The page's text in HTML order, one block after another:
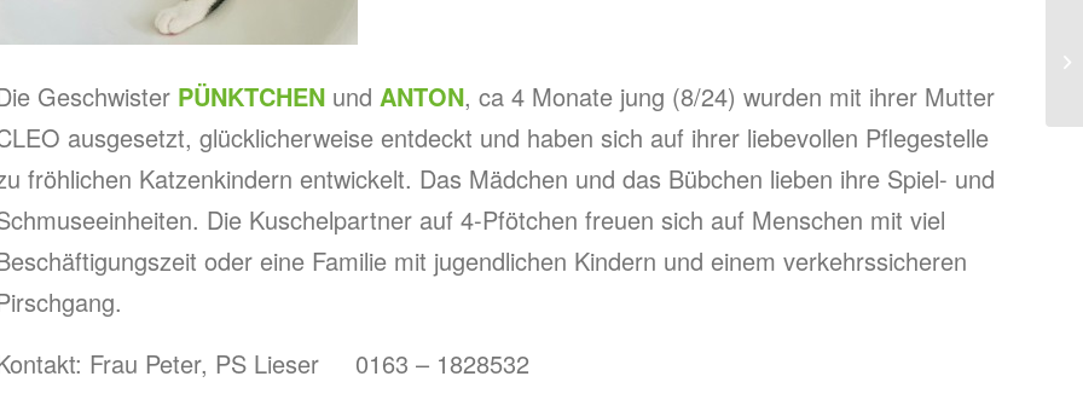
Geschwister PÜNKTCHENund ANTON, ca 4 Monate jung (8/24) wurden mit ihrer Mutter
ausgesetzt, glücklicherweise entdeckt und haben sich auf ihrer liebevollen Pflegestelle
fröhlichen Katzenkindern entwickelt. Das Mädchen und das Bübchen lieben ihre Spiel- und
Die Kuschelpartner auf 4-Pfötchen freuen sich auf Menschen mit viel
oder eine Familie mit jugendlichen Kindern und einem verkehrssicheren
Frau Peter, PS Lieser 0163 – 1828532